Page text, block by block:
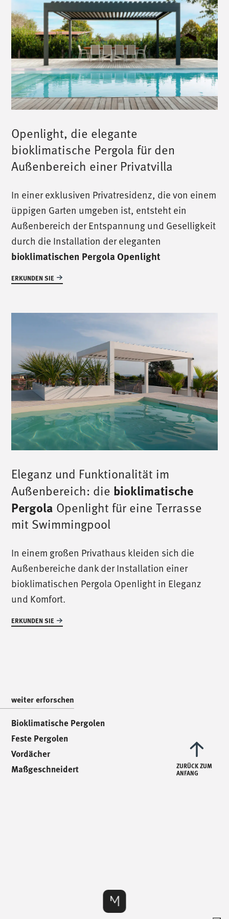
Openlight, die elegante
bioklimatische Pergola für den
Außenbereich einer Privatvilla
In einer exklusiven Privatresidenz, die von einem
üppigen Garten umgeben ist, entsteht ein
Außenbereich der Entspannung und Geselligkeit
durch die Installation der eleganten
bioklimatischen Pergola Openlight
ERKUNDEN SIE
Eleganz und Funktionalität im
Außenbereich: die bioklimatische
Pergola Openlight für eine Terrasse
mit Swimmingpool
In einem großen Privathaus kleiden sich die
Außenbereiche dank der Installation einer
bioklimatischen Pergola Openlight in Eleganz
und Komfort.
ERKUNDEN SIE
weiter erforschen
Bioklimatische Pergolen
Feste Pergolen
Vordächer
Maßgeschneidert
ZURÜCK ZUM
ANFANG
/ ruf uns an/
/uns schreiben